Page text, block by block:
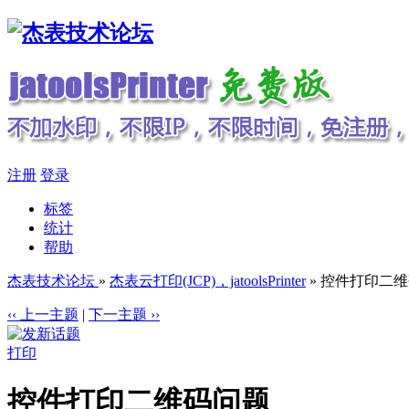
注册 登录
标签
统计
帮助
杰表技术论坛 » 杰表云打印(JCP)，jatoolsPrinter» 控件打印二
‹‹ 上一主题 | 下一主题 ››
打印
控件打印二维码问题